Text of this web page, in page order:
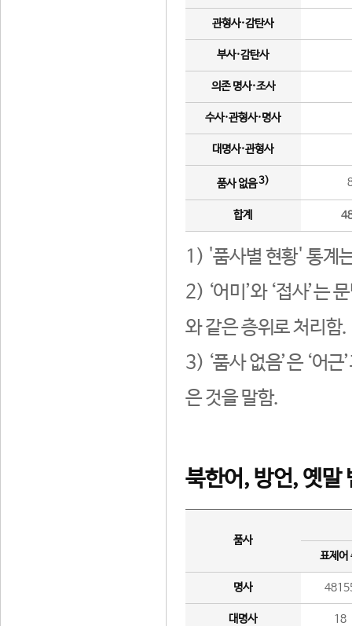
관형사·감탄사
부사·감탄사
의존 명사·조사
수사·관형사·명사
대명사·관형사
품사 없음3)
합계
1) '품사별 현황' 통계
2) ‘어미’와 ‘접사’는
와 같은 층위로 처리함.
3) ‘품사 없음’은 ‘어
은 것을 말함.
북한어, 방언, 옛말
품사
표제어
명사
대명사 18